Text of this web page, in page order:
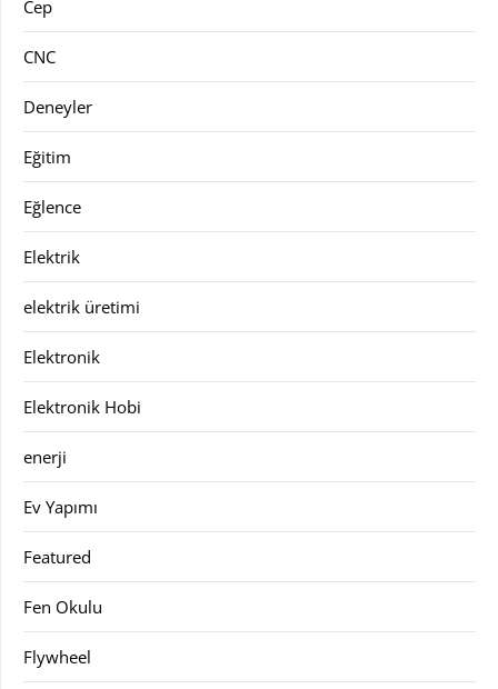
Cep
CNC
Deneyler
Eğitim
Eğlence
Elektrik
elektrik üretimi
Elektronik
Elektronik Hobi
enerji
Ev Yapımı
Featured
Fen Okulu
Flywheel